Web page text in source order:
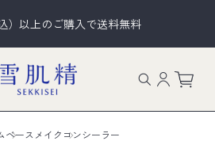
）以上のご購入で送料無料
ベースメイク コンシーラー